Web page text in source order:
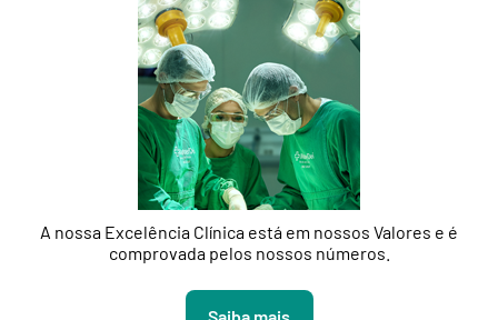
A nossa Excelência Clínica está em nossos Valores e é
comprovada pelos nossos números.